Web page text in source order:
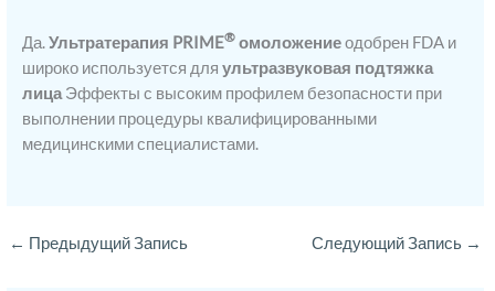
Да.Ультратерапия PRIME® омоложениеодобрен FDA и
широко используется дляультразвуковая подтяжка
лица Эффекты с высоким профилем безопасности при
выполнении процедуры квалифицированными
медицинскими специалистами.
← Предыдущий Запись Следующий Запись →